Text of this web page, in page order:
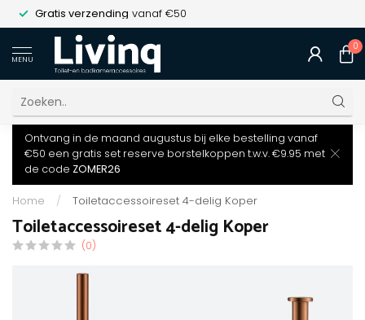
Gratis verzending vanaf €50
MENU
0
Ontvang in de maand augustus bij elke bestelling vanaf
€50 een gratis set reserve borstelkoppen t.w.v. €9.95 met
de code ZOMER26
Home / Toiletaccessoireset 4-delig Koper
Toiletaccessoireset 4-delig Koper
(0)